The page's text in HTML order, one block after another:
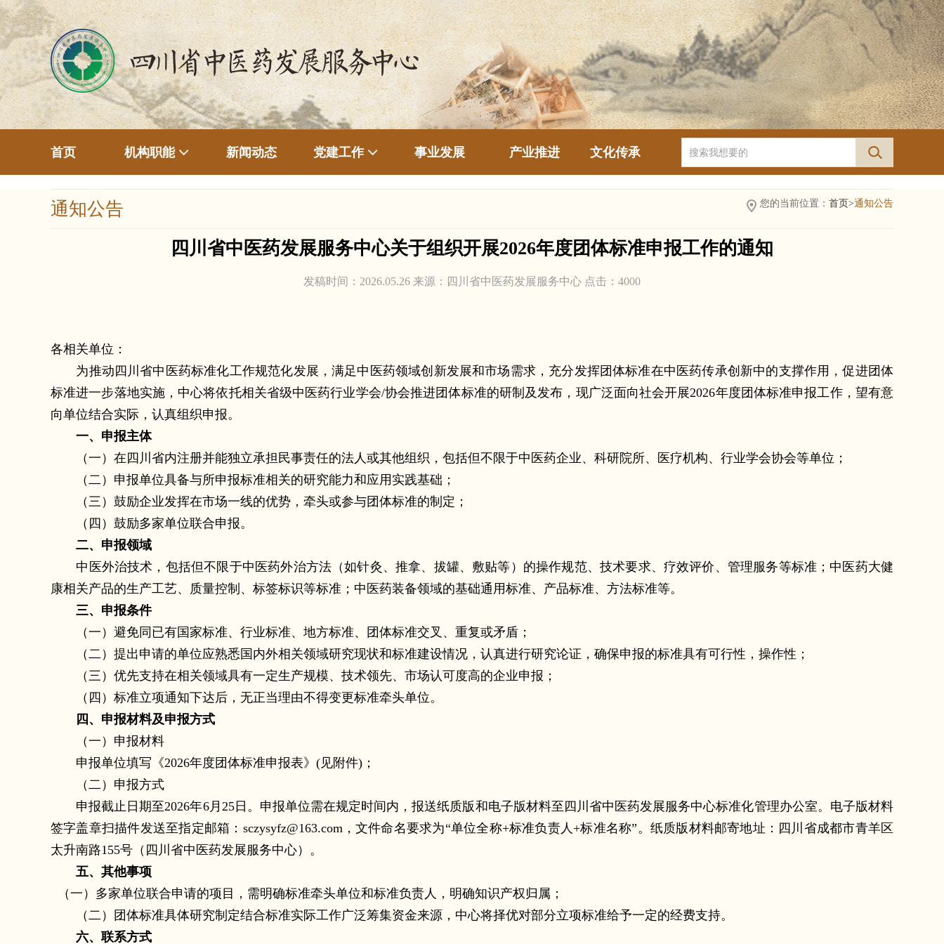
首页 机构职能 新闻动态 党建工作 事业发展 产业推进 文化传承
通知公告 您的当前位置： 首页>通知公告
四川省中医药发展服务中心关于组织开展2026年度团体标准申报工作的通知
发稿时间：2026.05.26 来源：四川省中医药发展服务中心 点击： 4000
各相关单位：
为推动四川省中医药标准化工作规范化发展，满足中医药领域创新发展和市场需求，充分发挥团体标准在中医药传承创新中的支撑作用，促进团体
标准进一步落地实施，中心将依托相关省级中医药行业学会/协会推进团体标准的研制及发布，现广泛面向社会开展2026年度团体标准申报工作，望有意
向单位结合实际，认真组织申报。
一、申报主体
（一）在四川省内注册并能独立承担民事责任的法人或其他组织，包括但不限于中医药企业、科研院所、医疗机构、行业学会协会等单位；
（二）申报单位具备与所申报标准相关的研究能力和应用实践基础；
（三）鼓励企业发挥在市场一线的优势，牵头或参与团体标准的制定；
（四）鼓励多家单位联合申报。
二、申报领域
中医外治技术，包括但不限于中医药外治方法（如针灸、 推拿、拔罐、敷贴等）的操作规范、技术要求、疗效评价、管理服务等标准；中医药大健
康相关产品的生产工艺、质量控制、标签标识等标准；中医药装备领域的基础通用标准、产品标准、方法标准等。
三、申报条件
（一）避免同已有国家标准、行业标准、地方标准、团体标准交叉、重复或矛盾；
（二）提出申请的单位应熟悉国内外相关领域研究现状和标准建设情况，认真进行研究论证，确保申报的标准具有可行性，操作性；
（三）优先支持在相关领域具有一定生产规模、技术领先、市场认可度高的企业申报；
（四）标准立项通知下达后，无正当理由不得变更标准牵头单位。
四、申报材料及申报方式
（一）申报材料
申报单位填写《2026年度团体标准申报表》(见附件)；
（二）申报方式
申报截止日期至2026年6月25日。申报单位需在规定时间内，报送纸质版和电子版材料至四川省中医药发展服务中心标准化管理办公室。电子版材料
签字盖章扫描件发送至指定邮箱：sczysyfz@163.com，文件命名要求为“单位全称+标准负责人+标准名称”。纸质版材料邮寄地址：四川省成都市青羊区
太升南路155号（四川省中医药发展服务中心）。
五、其他事项
（一）多家单位联合申请的项目，需明确标准牵头单位和标准负责人，明确知识产权归属；
（二）团体标准具体研究制定结合标准实际工作广泛筹集资金来源，中心将择优对部分立项标准给予一定的经费支持。
六、联系方式